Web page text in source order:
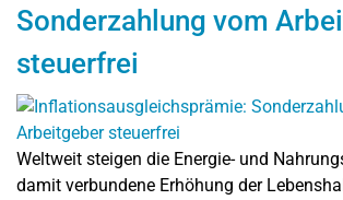
Sonderzahlung vom
steuerfrei
Weltweit steigen die Energie- und
damit verbundene Erhöhung der